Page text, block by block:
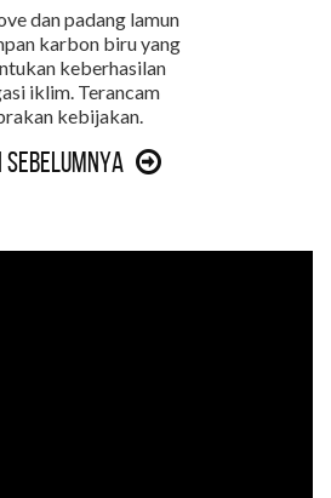
dan padang lamun
karbon biru yang
keberhasilan
iklim. Terancam
kebijakan.
Sebelumnya